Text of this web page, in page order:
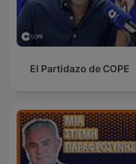
El Partidazo de COPE